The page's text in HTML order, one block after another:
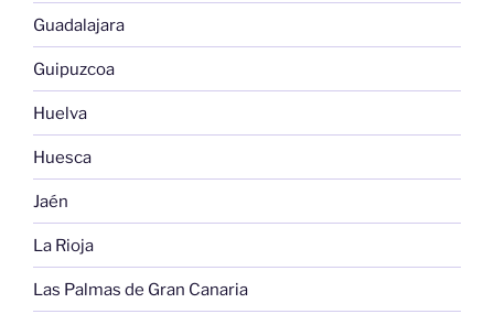
Guadalajara
Guipuzcoa
Huelva
Huesca
Jaén
La Rioja
Las Palmas de Gran Canaria